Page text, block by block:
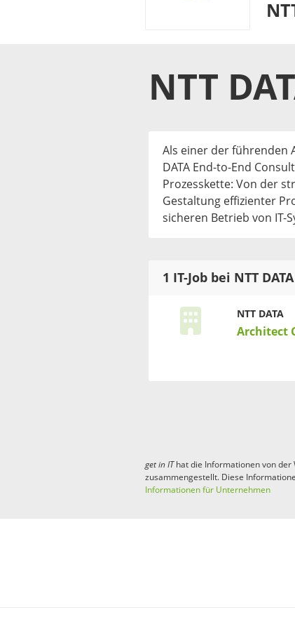
NTT
Als einer der führenden
DATA End-to-End
Prozesskette: Von der
Gestaltung effizienter
sicheren Betrieb von IT-
1 IT-Job bei NTT DATA
NTT DATA
Architect
get in IThat die Informationen von der
zusammengestellt. Diese
Informationen für Unternehmen